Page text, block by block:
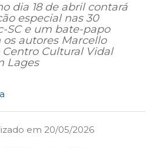
dia 18 de abril contará
especial nas 30
SC e um bate-papo
autores Marcello
Centro Cultural Vidal
Lages
em 20/05/2026